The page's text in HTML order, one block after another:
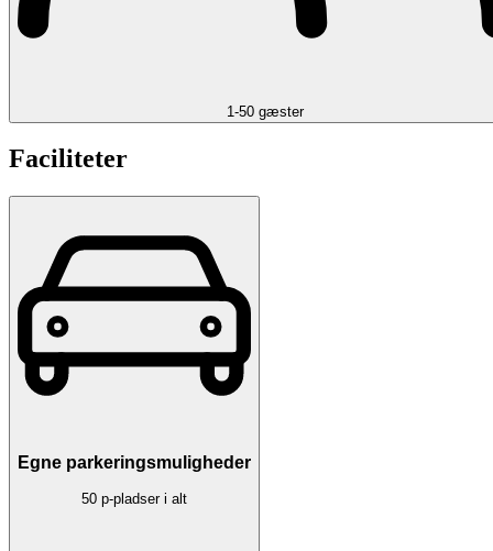
1-50 gæster
Faciliteter
Egne parkeringsmuligheder
50 p-pladser i alt